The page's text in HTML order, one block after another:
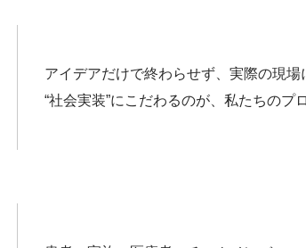
アイデアだけで終わらせず、実際の現
“社会実装”にこだわるのが、私たちのプ